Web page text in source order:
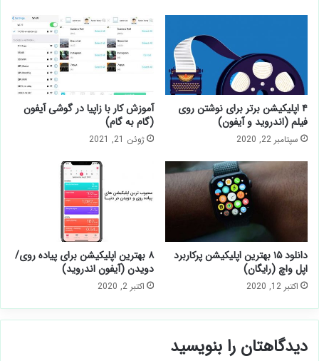
۴ اپلیکیشن برتر برای نوشتن روی
فیلم (اندروید و آیفون)
سپتامبر 22, 2020
آموزش کار با زاپیا در گوشی آیفون
(گام به گام)
ژوئن 21, 2021
دانلود ۱۵ بهترین اپلیکیشن پرکاربرد
اپل واچ (رایگان)
اکتبر 12, 2020
۸ بهترین اپلیکیشن برای پیاده روی/
دویدن (آیفون اندروید)
اکتبر 2, 2020
دیدگاهتان را بنویسید